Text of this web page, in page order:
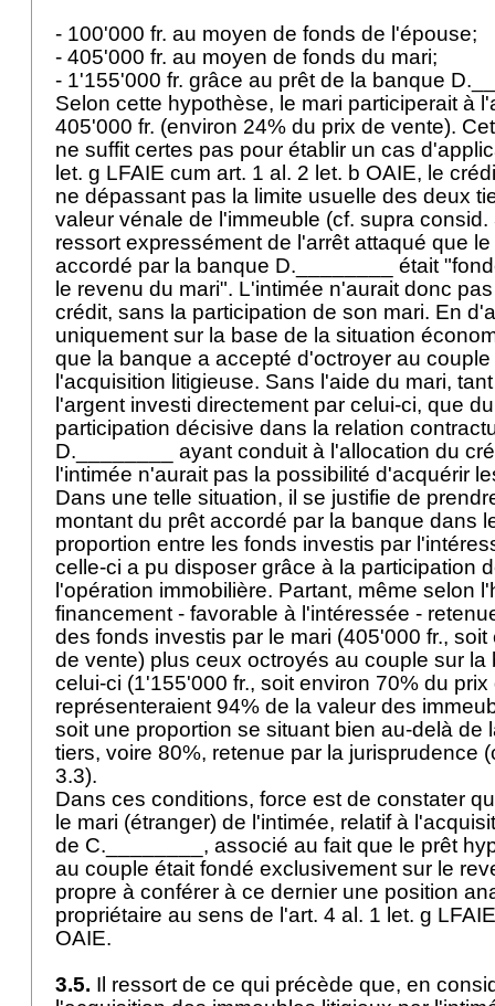
- 100'000 fr. au moyen de fonds de l'épouse;
- 405'000 fr. au moyen de fonds du mari;
- 1'155'000 fr. grâce au prêt de la banque
Selon cette hypothèse, le mari participerait à
405'000 fr. (environ 24% du prix de vente).
ne suffit certes pas pour établir un cas
let. g LFAIE cum art. 1 al. 2 let. b OAIE, le
ne dépassant pas la limite usuelle des deux
valeur vénale de l'immeuble (cf. supra
ressort expressément de l'arrêt attaqué que
accordé par la banque D.________ était
le revenu du mari". L'intimée n'aurait donc
crédit, sans la participation de son mari. En
uniquement sur la base de la situation
que la banque a accepté d'octroyer au
l'acquisition litigieuse. Sans l'aide du mari,
l'argent investi directement par celui-ci, que
participation décisive dans la relation
D.________ ayant conduit à l'allocation du
l'intimée n'aurait pas la possibilité d'acquérir
Dans une telle situation, il se justifie de
montant du prêt accordé par la banque dans
proportion entre les fonds investis par
celle-ci a pu disposer grâce à la participation
l'opération immobilière. Partant, même selon
financement - favorable à l'intéressée -
des fonds investis par le mari (405'000 fr.,
de vente) plus ceux octroyés au couple sur
celui-ci (1'155'000 fr., soit environ 70% du prix
représenteraient 94% de la valeur des
soit une proportion se situant bien au-delà de
tiers, voire 80%, retenue par la jurisprudence
3.3).
Dans ces conditions, force est de constater
le mari (étranger) de l'intimée, relatif à
de C.________, associé au fait que le prêt
au couple était fondé exclusivement sur le
propre à conférer à ce dernier une position
propriétaire au sens de l'art. 4 al. 1 let. g
OAIE.
3.5. Il ressort de ce qui précède que, en